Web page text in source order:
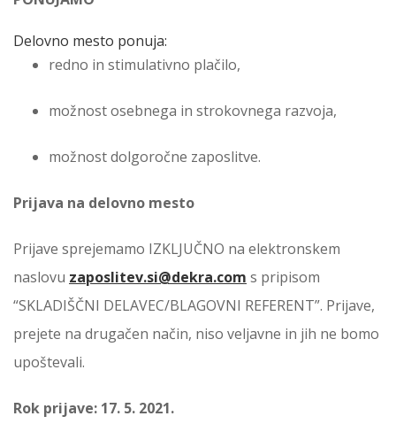
Delovno mesto ponuja:
redno in stimulativno plačilo,
možnost osebnega in strokovnega razvoja,
možnost dolgoročne zaposlitve.
Prijava na delovno mesto
Prijave sprejemamo IZKLJUČNO na elektronskem
naslovu zaposlitev.si@dekra.com s pripisom
“SKLADIŠČNI DELAVEC/BLAGOVNI REFERENT”. Prijave,
prejete na drugačen način, niso veljavne in jih ne bomo
upoštevali.
Rok prijave: 17. 5. 2021.